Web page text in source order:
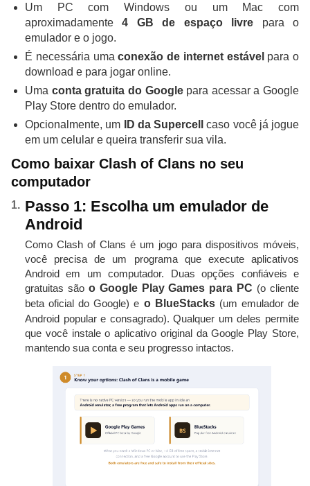
Um PC com Windows ou um Mac com
aproximadamente4 GB de espaço livre para o
emulador e o jogo.
É necessária umaconexão de internet estável para o
download e para jogar online.
Uma conta gratuita do Googlepara acessar a Google
Play Store dentro do emulador.
Opcionalmente, um
ID da Supercell
caso você já jogue
em um celular e queira transferir sua vila.
Como baixar Clash of Clans no seu
computador
Passo 1: Escolha um emulador de
Android
Como Clash of Clans é um jogo para dispositivos móveis,
você precisa de um programa que execute aplicativos
Android em um computador. Duas opções confiáveis ​​e
gratuitas são o Google Play Games para PC (o cliente
beta oficial do Google) e o BlueStacks(um emulador de
Android popular e consagrado). Qualquer um deles permite
que você instale o aplicativo original da Google Play Store,
mantendo sua conta e seu progresso intactos.